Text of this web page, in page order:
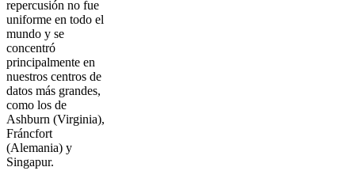
repercusión no fue
uniforme en todo el
mundo y se
concentró
principalmente en
nuestros centros de
datos más grandes,
como los de
Ashburn (Virginia),
Fráncfort
(Alemania) y
Singapur.